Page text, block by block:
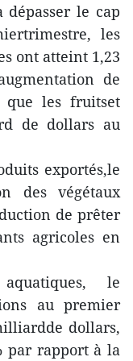
le cap
les
ont atteint 1,23
de
que les fruitset
de dollars au
exportés,le
des végétaux
de prêter
agricoles en
le
au premier
dollars,
par rapport à la